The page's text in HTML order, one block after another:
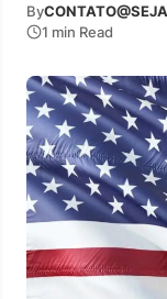
By
1 min Read